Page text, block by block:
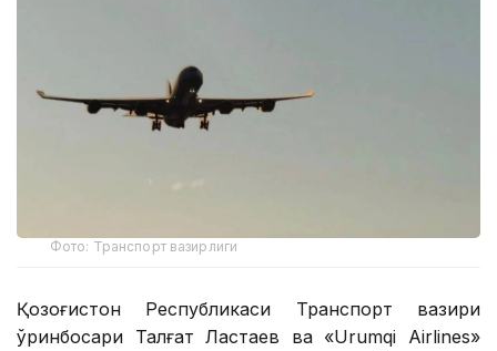
Фото: Транспорт вазирлиги
Қозоғистон Республикаси Транспорт вазири
ўринбосари Талғат Ластаев ва «Urumqi Airlines»